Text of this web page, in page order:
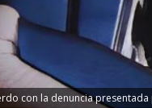
con la denuncia